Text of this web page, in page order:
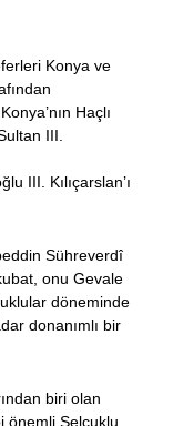
Konya ve
Haçlı
III.
III. Kılıçarslan’ı
Sühreverdî
onu Gevale
döneminde
donanımlı bir
biri olan
önemli Selçuklu